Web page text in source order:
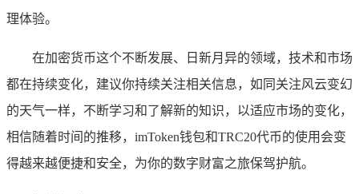
理体验。
在加密货币这个不断发展、日新月异的领域，技术和市场
都在持续变化，建议你持续关注相关信息，如同关注风云变幻
的天气一样，不断学习和了解新的知识，以适应市场的变化，
相信随着时间的推移，imToken钱包和TRC20代币的使用会变
得越来越便捷和安全，为你的数字财富之旅保驾护航。